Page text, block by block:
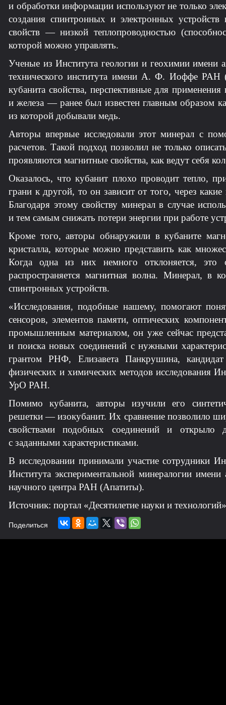
и обработки информации используют не только
создания спинтронных и электронных
свойств — низкой теплопроводностью
которой можно управлять.
Ученые из Института геологии и геохимии
технического института имени А. Ф. Иоффе РАН
кубанита свойства, перспективные для
и железа — ранее был известен главным образом
из которой добывали медь.
Авторы впервые исследовали этот минерал с
расчетов. Такой подход позволил не только
проявляются магнитные свойства, как ведут себя
Оказалось, что кубанит плохо проводит тепло,
грани к другой, то он зависит от того, через
Благодаря этому свойству минерал в случае
и тем самым снижать потери энергии при работе
Кроме того, авторы обнаружили в кубаните
кристалла, которые можно представить как
Когда одна из них немного отклоняется, это
распространяется магнитная волна. Минерал, в
спинтронных устройств.
«Исследования, подобные нашему, помогают
сенсоров, элементов памяти, оптических
промышленным материалом, он уже сейчас
и поиска новых соединений с нужными
грантом РНФ, Елизавета Панкрушина,
физических и химических методов исследования
УрО РАН.
Помимо кубанита, авторы изучили его
решетки — изокубанит. Их сравнение позволило
свойствами подобных соединений и открыло
с заданными характеристиками.
В исследовании принимали участие
Института экспериментальной минералогии
научного центра РАН (Апатиты).
Источник: портал «Десятилетие науки и технологий»
Поделиться